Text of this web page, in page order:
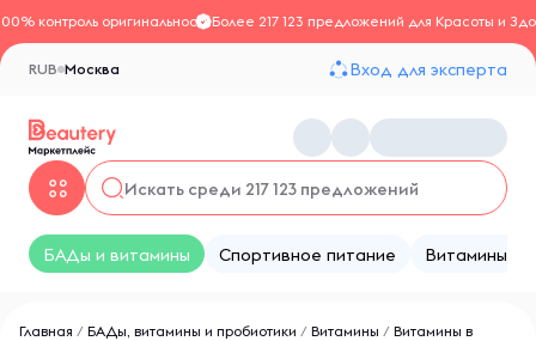
контроль оригинальностиБолее 217 123 предложений для Красоты и
Москва
RUB Вход для эксперта
БАДы и витамины Спортивное питание Витамины
Главная / БАДы, витамины и пробиотики / Витамины / Витамины в